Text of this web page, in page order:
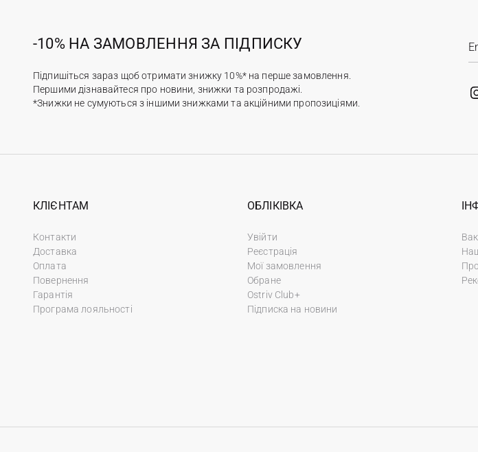
-10% НА ЗАМОВЛЕННЯ ЗА ПІДПИСКУ
Підпишіться зараз щоб отримати знижку 10%* на перше замовлення.
Першими дізнавайтеся про новини, знижки та розпродажі.
*Знижки не сумуються з іншими знижками та акційними пропозиціями.
КЛІЄНТАМ
Контакти
Доставка
Оплата
Повернення
Гарантія
Програма лояльності
ОБЛІКІВКА
Увійти
Реєстрація
Мої замовлення
Обране
Ostriv Club+
Підписка на новини